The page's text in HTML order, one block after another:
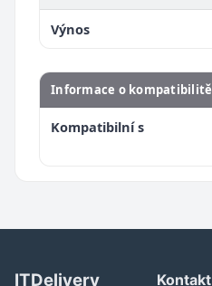
Výnos
Informace o kompatibilitě
Kompatibilní s
ITDelivery
Kontakt